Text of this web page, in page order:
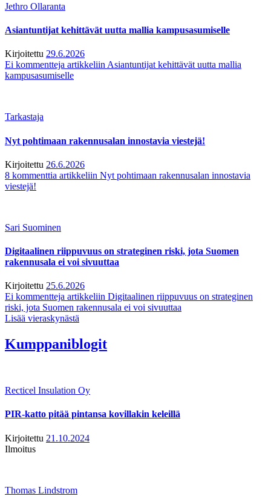
Jethro Ollaranta
Asiantuntijat kehittävät uutta mallia kampusasumiselle
Kirjoitettu 29.6.2026
Ei kommentteja artikkeliin Asiantuntijat kehittävät uutta mallia
kampusasumiselle
Tarkastaja
Nyt pohtimaan rakennusalan innostavia viestejä!
Kirjoitettu 26.6.2026
8 kommenttia artikkeliin Nyt pohtimaan rakennusalan innostavia
viestejä!
Sari Suominen
Digitaalinen riippuvuus on strateginen riski, jota Suomen
rakennusala ei voi sivuuttaa
Kirjoitettu 25.6.2026
Ei kommentteja artikkeliin Digitaalinen riippuvuus on strateginen
riski, jota Suomen rakennusala ei voi sivuuttaa
Lisää vieraskynästä
Kumppaniblogit
Recticel Insulation Oy
PIR-katto pitää pintansa kovillakin keleillä
Kirjoitettu 21.10.2024
Ilmoitus
Thomas Lindstrom